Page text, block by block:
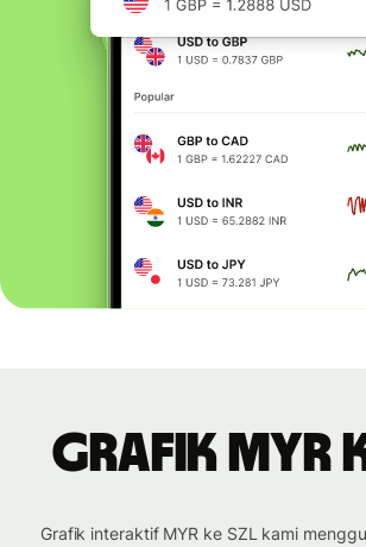
Grafik MYR
Grafik interaktif MYR ke SZL kami